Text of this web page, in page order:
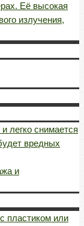
Её высокая
излучения,
легко снимается
вредных
и
пластиком или